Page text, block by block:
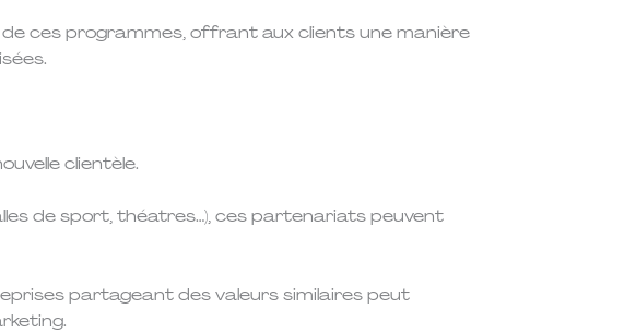
ces programmes, offrant aux clients une manière
clientèle.
de sport, théatres…), ces partenariats peuvent
partageant des valeurs similaires peut